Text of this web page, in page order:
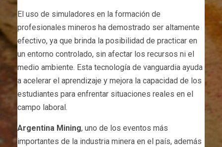
El uso de simuladores en la formación de
profesionales mineros ha demostrado ser altamente
efectivo, ya que brinda la posibilidad de practicar en
un entorno controlado, sin afectar los recursos ni el
medio ambiente. Esta tecnología de vanguardia ayuda
a acelerar el aprendizaje y mejora la capacidad de los
estudiantes para enfrentar situaciones reales en el
campo laboral.
Argentina Mining, uno de los eventos más
importantes de la industria minera en el país, además